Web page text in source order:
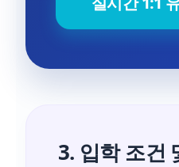
3. 입학 조건